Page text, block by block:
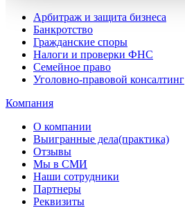
Арбитраж и защита бизнеса
Банкротство
Гражданские споры
Налоги и проверки ФНС
Семейное право
Уголовно-правовой консалтинг
Компания
О компании
Выигранные дела(практика)
Отзывы
Мы в СМИ
Наши сотрудники
Партнеры
Реквизиты